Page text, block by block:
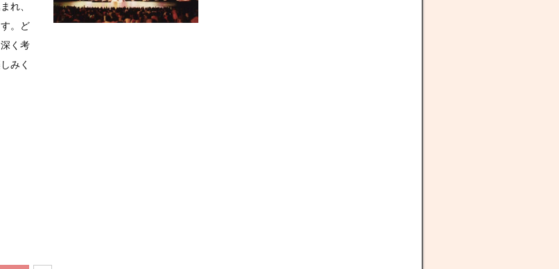
れ、
。ど
く考
みく